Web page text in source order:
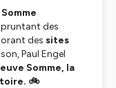
des
des sites
Paul Engel
Somme, la
🚲